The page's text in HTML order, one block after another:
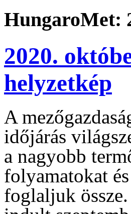
HungaroMet:
2020.
helyzetkép
A
időjárás
a nagyobb
folyamatokat
foglaljuk